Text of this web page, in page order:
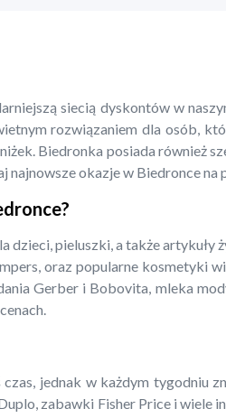
siecią dyskontów w
rozwiązaniem dla osób,
Biedronka posiada również
najnowsze okazje w Biedronce na
pieluszki, a także
oraz popularne kosmetyki
Gerber i Bobovita, mleka
jednak w każdym tygodniu
zabawki Fisher Price i